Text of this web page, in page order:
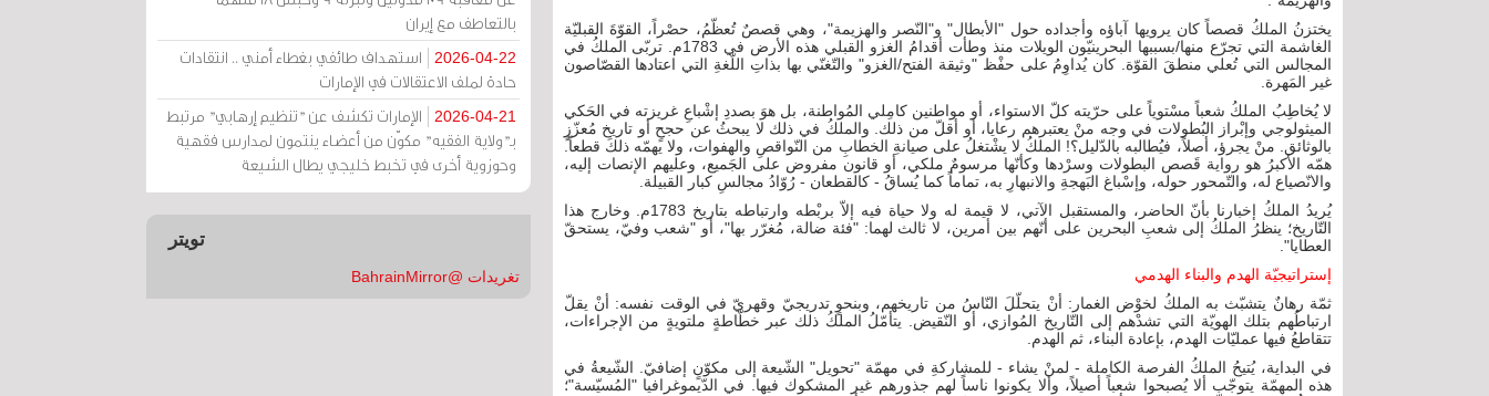
يختزنُ الملكُ قصصاً كان يرويها آباؤه وأجداده حول "الأبطال" و"النّصر والهزيمة"، وهي قصصٌ تُعظّمُ، حصْراً، القوّةَ القبليّة
الغاشمة التي تجرّع منها/بسببها البحرينيّون الويلات منذ وطأت أقدامُ الغزو القبلي هذه الأرض في 1783م. تربّى الملكُ في
المجالس التي تُعلي منطقَ القوّة. كان يُداوِمُ على حفْظ "وثيقة الفتح/الغزو" والتّغنّي بها بذاتِ اللّغةِ التي اعتادها القصّاصون
غير المَهرة.
لا يُخاطِبُ الملكُ شعباً مسْتوياً على حرّيته كلّ الاستواء، أو مواطنين كامِلي المُواطنة، بل هوَ بصددِ إشْباعِ غريزته في الحَكي
الميثولوجي وإبْراز البُطولات في وجه منْ يعتبرهم رعايا، أو أقلّ من ذلك. والملكُ في ذلك لا يبحثُ عن حجحٍ أو تاريخ مُعزّزٍ
بالوثائق. منْ يجرؤ، أصلاً، فيُطالبه بالدّليل؟! الملكُ لا يشْتغلُ على صيانةِ الخطابِ من النّواقصِ والهفوات، ولا يهمّه ذلكَ قطعاً.
همّه الأكبرُ هو رواية قَصص البطولات وسرْدها وكأنّها مرسومٌ ملكي، أو قانون مفروض على الجَميع، وعليهم الإنصات إليه،
والانّصياع له، والتّمحور حوله، وإسْباغ البَهجةِ والانبهارِ به، تماماً كما يُساقُ - كالقطعان - رُوّادُ مجالسِ كبار القبيلة.
يُريدُ الملكُ إخبارنا بأنّ الحاضر، والمستقبل الآتي، لا قيمة له ولا حياة فيه إلاّ بربْطه وارتباطه بتاريخ 1783م. وخارج هذا
التّاريخ؛ ينظرُ الملكُ إلى شعبِ البحرين على أنّهم بين أمرين، لا ثالث لهما: "فئة ضالة، مُغرّر بها"، أو "شعب وفيّ، يستحقّ
العطايا".
إستراتيجيّة الهدم والبناء الهدمي
ثمّة رهانٌ يتشبّث به الملكُ لخوْض الغمار: أنْ يتحلّلَ النّاسُ من تاريخهم، وبنحوٍ تدريجيّ وقهريّ في الوقت نفسه: أنْ يقلّ
ارتباطُهم بتلك الهويّة التي تشدْهم إلى التّاريخ المُوازي، أو النّقيض. يتأمّلُ الملكُ ذلك عبر خطّاطةٍ ملتويةٍ من الإجراءات،
تتقاطعُ فيها عمليّات الهدم، بإعادة البناء، ثم الهدم.
في البداية، يُتيحُ الملكُ الفرصة الكاملة - لمنْ يشاء - للمشاركةِ في مهمّة "تحويل" الشّيعة إلى مكوّنٍ إضافيّ. الشّيعةُ في
هذه المهمّة يتوجّب ألا يُصبحوا شعباً أصيلاً، وألا يكونوا ناساً لهم جذورهم غير المشكوك فيها. في الدّيموغرافيا "المُسيّسة"؛
بالتعاطف مع إيران
2026-04-22
استهداف طائفي بغطاء أمني .. انتقادات
حادة لملف الاعتقالات في الإمارات
2026-04-21
الإمارات تكشف عن "تنظيم إرهابي" مرتبط
بـ"ولاية الفقيه" مكوّن من أعضاء ينتمون لمدارس فقهية
وحوزوية أخرى في تخبط خليجي يطال الشيعة
تويتر
تغريدات @BahrainMirror